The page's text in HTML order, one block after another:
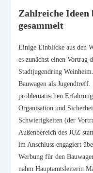
Zahlreiche Ideen
gesammelt
Einige Einblicke aus den
es zunächst einen Vortrag
Stadtjugendring
Bauwagen als
problematischen
Organisation und
Schwierigkeiten (der
Außenbereich des JUZ
im Anschluss engagiert
Werbung für den
nahm Hauptamtsleiterin